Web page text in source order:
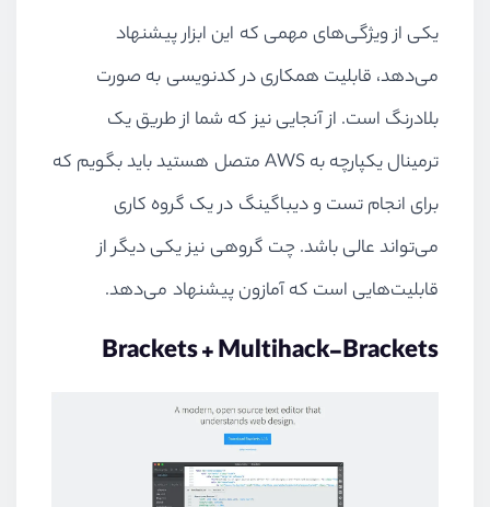
یکی از ویژگی‌های مهمی که این ابزار پیشنهاد
می‌دهد، قابلیت همکاری در کدنویسی به صورت
بلادرنگ است. از آنجایی نیز که شما از طریق یک
ترمینال یکپارچه به AWS متصل هستید باید بگویم که
برای انجام تست و دیباگینگ در یک گروه کاری
می‌تواند عالی باشد. چت گروهی نیز یکی دیگر از
قابلیت‌هایی است که آمازون پیشنهاد می‌دهد.
Brackets + Multihack-Brackets